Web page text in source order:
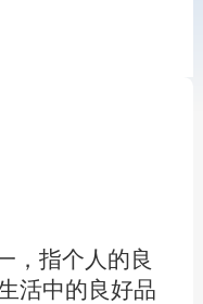
，指个人的良
活中的良好品